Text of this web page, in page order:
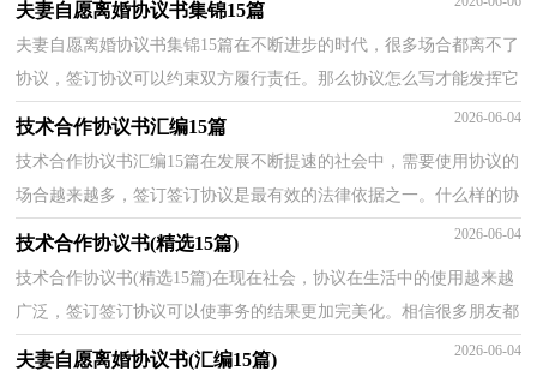
夫妻自愿离婚协议书集锦15篇
夫妻自愿离婚协议书集锦15篇在不断进步的时代，很多场合都离不了
协议，签订协议可以约束双方履行责任。那么协议怎么写才能发挥它
最大的作用呢？下面是小编整理的夫妻自愿离婚协议...
技术合作协议书汇编15篇 2026-06-04
技术合作协议书汇编15篇在发展不断提速的社会中，需要使用协议的
场合越来越多，签订签订协议是最有效的法律依据之一。什么样的协
议才是有效的呢？下面是小编收集整理的技术合作协...
技术合作协议书(精选15篇) 2026-06-04
技术合作协议书(精选15篇)在现在社会，协议在生活中的使用越来越
广泛，签订签订协议可以使事务的结果更加完美化。相信很多朋友都
对拟协议感到非常苦恼吧，以下是小编收集整理的技...
夫妻自愿离婚协议书(汇编15篇) 2026-06-04